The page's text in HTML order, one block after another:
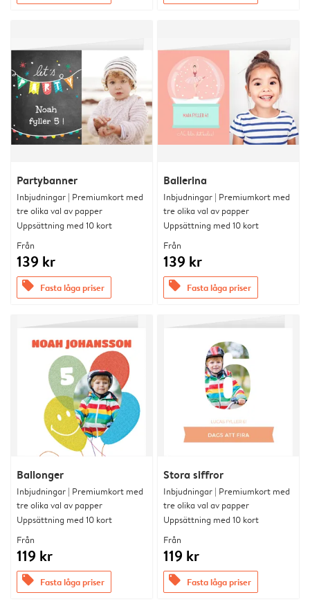
Partybanner
Inbjudningar | Premiumkort med
tre olika val av papper
Uppsättning med 10 kort
Från
139 kr
offers Fasta låga priser
Ballerina
Inbjudningar | Premiumkort med
tre olika val av papper
Uppsättning med 10 kort
Från
139 kr
offers Fasta låga priser
Ballonger
Inbjudningar | Premiumkort med
tre olika val av papper
Uppsättning med 10 kort
Från
119 kr
offers Fasta låga priser
Stora siffror
Inbjudningar | Premiumkort med
tre olika val av papper
Uppsättning med 10 kort
Från
119 kr
offers Fasta låga priser